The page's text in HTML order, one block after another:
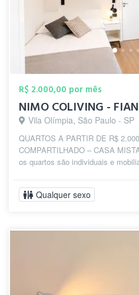
R$ 2.000,00 por mês
NIMO COLIVING -
Vila Olímpia, São Paulo - SP
QUARTOS A PARTIR DE R$
COMPARTILHADO – CASA
os quartos são individuais e
Qualquer sexo